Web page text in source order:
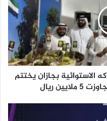
الاستوائية بجازان يختتم